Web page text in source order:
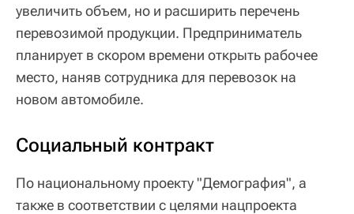
увеличить объем, но и расширить перечень
перевозимой продукции. Предприниматель
планирует в скором времени открыть рабочее
место, наняв сотрудника для перевозок на
новом автомобиле.
Социальный контракт
По национальному проекту "Демография", а
также в соответствии с целями нацпроекта